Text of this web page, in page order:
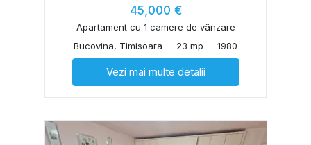
45,000 €
Apartament cu 1 camere de vânzare
Bucovina, Timisoara
23 mp 1980
Vezi mai multe detalii